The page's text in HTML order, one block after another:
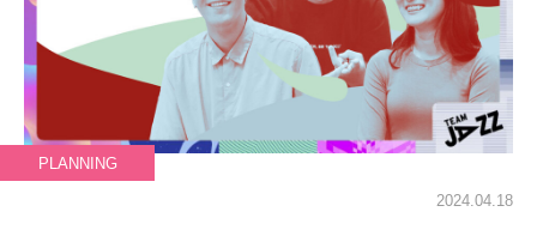
PLANNING
2024.04.18